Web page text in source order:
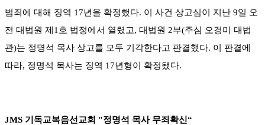
범죄에 대해 징역 17년을 확정했다. 이 사건 상고심이 지난 9일 오
전 대법원 제1호 법정에서 열렸고, 대법원 2부(주심 오경미 대법
관)는 정명석 목사 상고를 모두 기각한다고 판결했다. 이 판결에
따라, 정명석 목사는 징역 17년형이 확정됐다.
JMS 기독교복음선교회 "정명석 목사 무죄확신“